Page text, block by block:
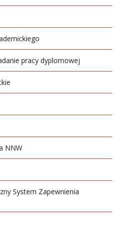
pracy dyplomowej
NNW
System Zapewnienia